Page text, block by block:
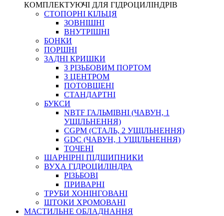
КОМПЛЕКТУЮЧІ ДЛЯ ГІДРОЦИЛІНДРІВ
СТОПОРНІ КІЛЬЦЯ
ЗОВНІШНІ
ВНУТРІШНІ
БОНКИ
ПОРШНІ
ЗАДНІ КРИШКИ
З РІЗЬБОВИМ ПОРТОМ
З ЦЕНТРОМ
ПОТОВЩЕНІ
СТАНДАРТНІ
БУКСИ
NBTF ГАЛЬМІВНІ (ЧАВУН, 1
УЩІЛЬНЕННЯ)
CGPM (СТАЛЬ, 2 УЩІЛЬНЕННЯ)
GDC (ЧАВУН, 1 УЩІЛЬНЕННЯ)
ТОЧЕНІ
ШАРНІРНІ ПІДШИПНИКИ
ВУХА ГІДРОЦИЛІНДРА
РІЗЬБОВІ
ПРИВАРНІ
ТРУБИ ХОНІНГОВАНІ
ШТОКИ ХРОМОВАНІ
МАСТИЛЬНЕ ОБЛАДНАННЯ